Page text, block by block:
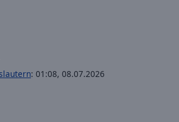
: 01:08, 08.07.2026